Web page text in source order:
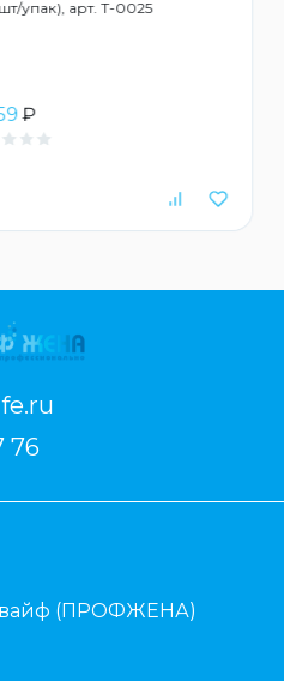
упак), арт. Т-0025
₽
76
(ПРОФЖЕНА)